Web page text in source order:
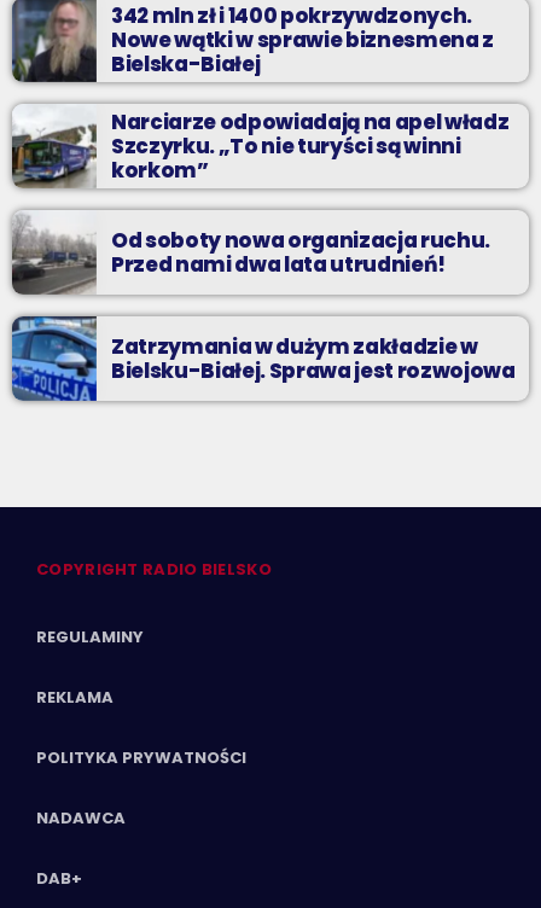
342 mln zł i 1400 pokrzywdzonych.
Nowe wątki w sprawie biznesmena z
Bielska-Białej
Narciarze odpowiadają na apel władz
Szczyrku. „To nie turyści są winni
korkom”
Od soboty nowa organizacja ruchu.
Przed nami dwa lata utrudnień!
Zatrzymania w dużym zakładzie w
Bielsku-Białej. Sprawa jest rozwojowa
COPYRIGHT RADIO BIELSKO
REGULAMINY
REKLAMA
POLITYKA PRYWATNOŚCI
NADAWCA
DAB+